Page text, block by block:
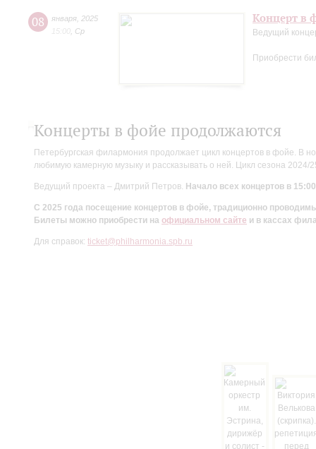
08 января 2025
15:00 Ср
Концерт в
Ведущий
Приобрести
Концерты в фойе продолжаются
Петербургская филармония продолжает цикл концертов в фойе. В
любимую камерную музыку и рассказывать о ней. Цикл сезона
Ведущий проекта – Дмитрий Петров. Начало всех концертов в
С 2025 года посещение концертов в фойе, традиционно
Билеты можно приобрести на официальном сайте и в кассах
Для справок: ticket@philharmonia.spb.ru